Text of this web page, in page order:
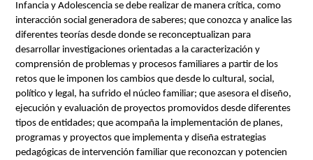
Infancia y Adolescencia se debe realizar de manera crítica, como
interacción social generadora de saberes; que conozca y analice las
diferentes teorías desde donde se reconceptualizan para
desarrollar investigaciones orientadas a la caracterización y
comprensión de problemas y procesos familiares a partir de los
retos que le imponen los cambios que desde lo cultural, social,
político y legal, ha sufrido el núcleo familiar; que asesora el diseño,
ejecución y evaluación de proyectos promovidos desde diferentes
tipos de entidades; que acompaña la implementación de planes,
programas y proyectos que implementa y diseña estrategias
pedagógicas de intervención familiar que reconozcan y potencien